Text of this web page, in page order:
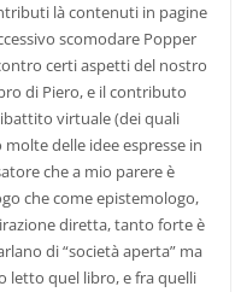
là contenuti in pagine
scomodare Popper
certi aspetti del nostro
di Piero, e il contributo
virtuale (dei quali
delle idee espresse in
che a mio parere è
che come epistemologo,
diretta, tanto forte è
di “società aperta” ma
letto quel libro, e fra quelli